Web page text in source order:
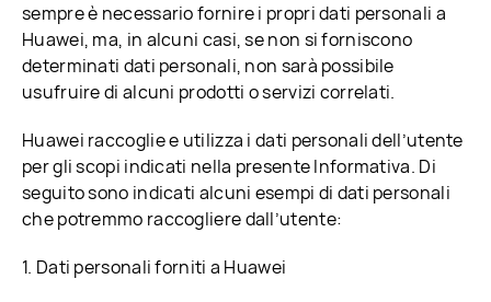
sempre è necessario fornire i propri dati personali a
Huawei, ma, in alcuni casi, se non si forniscono
determinati dati personali, non sarà possibile
usufruire di alcuni prodotti o servizi correlati.
Huawei raccoglie e utilizza i dati personali dell’utente
per gli scopi indicati nella presente Informativa. Di
seguito sono indicati alcuni esempi di dati personali
che potremmo raccogliere dall’utente:
1. Dati personali forniti a Huawei